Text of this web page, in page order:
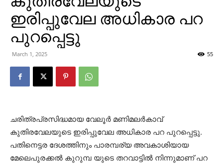
ഇരിപ്പുവേല അധികാര പറ
പുറപ്പെട്ടു
March 1, 2025 55
ചരിത്രപ്രസിദ്ധമായ വേലൂര്‍ മണിമലര്‍കാവ്
കുതിരവേലയുടെ ഇരിപ്പുവേല അധികാര പറ പുറപ്പെട്ടു.
പതിനെട്ടര ദേശത്തിനും പാരമ്പര്യ അവകാശിയായ
മേലെപുരക്കല്‍ കുറുമ്പ യുടെ തറവാട്ടില്‍ നിന്നുമാണ് പറ